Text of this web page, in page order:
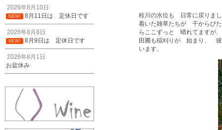
2026年8月10日
NEW! 8月11日は 定休日です
2026年8月8日
NEW! 8月9日は 定休日です
2026年8月1日
お盆休み
桂川の水位も 日常に戻りま
着いた雑草たちが 干からび
らここずっと 晴れてますが
田圃も稲刈りが 始まり、 彼
います。